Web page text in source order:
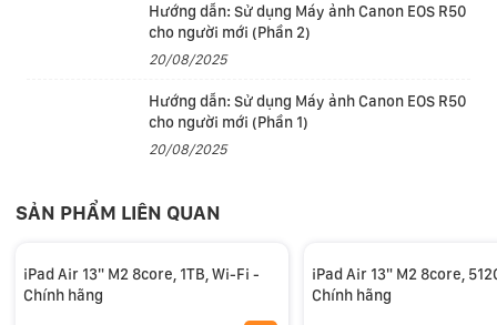
Màn hình tiên tiến tuyệt đẹp
Hướng dẫn: Sử dụng Máy ảnh Canon EOS R50
cho người mới (Phần 2)
20/08/2025
Hướng dẫn: Sử dụng Máy ảnh Canon EOS R50
cho người mới (Phần 1)
20/08/2025
SẢN PHẨM LIÊN QUAN
iPad Air 13" M2 8core, 1TB, Wi-Fi -
Chính hãng
iPad Air 13" M2 8core,
Chính hãng